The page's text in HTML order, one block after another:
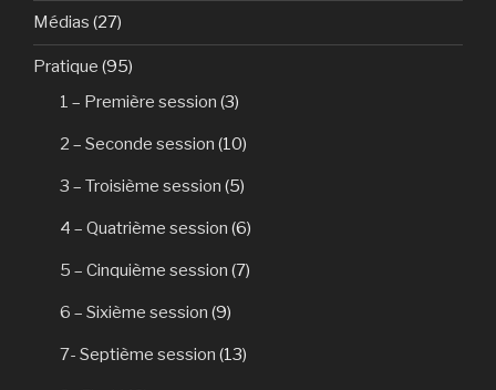
Médias (27)
Pratique (95)
1 – Première session (3)
2 – Seconde session (10)
3 – Troisième session (5)
4 – Quatrième session (6)
5 – Cinquième session (7)
6 – Sixième session (9)
7- Septième session (13)